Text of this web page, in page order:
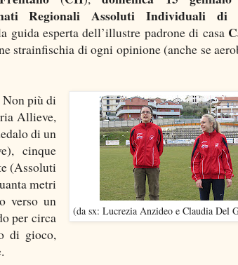
Regionali Assoluti Individuali di
guida esperta dell’illustre padrone di casa
strainfischia di ogni opinione (anche se
(da sx: Lucrezia Anzideo e Claudia Del
Non più di
Allieve,
di un
cinque
(Assoluti
metri
verso un
per circa
di gioco,